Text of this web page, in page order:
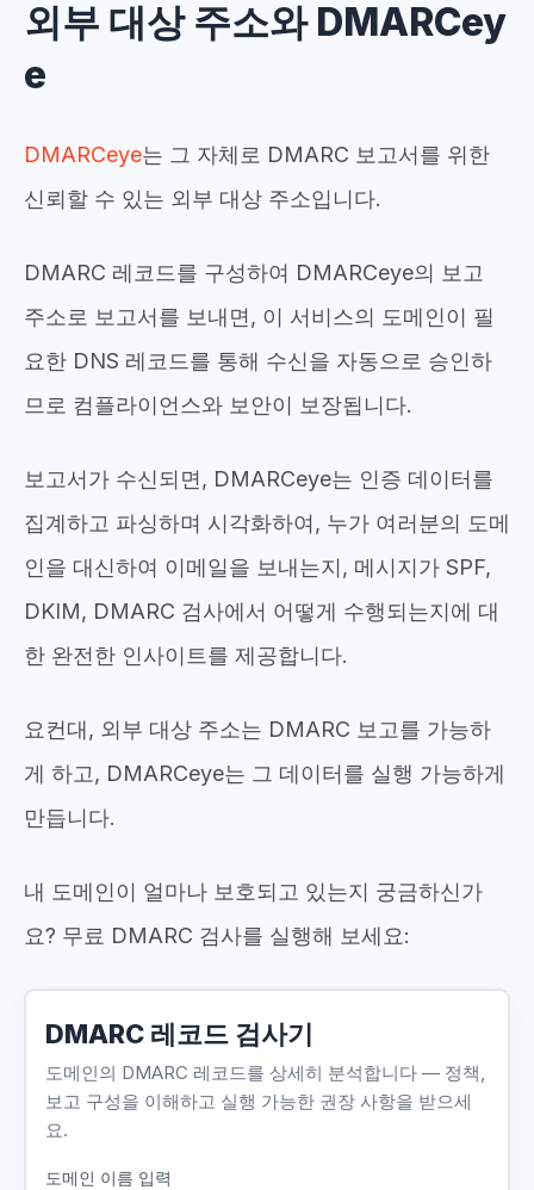
외부 대상 주소와 DMARCey
e
DMARCeye는 그 자체로 DMARC 보고서를 위한
신뢰할 수 있는 외부 대상 주소입니다.
DMARC 레코드를 구성하여 DMARCeye의 보고
주소로 보고서를 보내면, 이 서비스의 도메인이 필
요한 DNS 레코드를 통해 수신을 자동으로 승인하
므로 컴플라이언스와 보안이 보장됩니다.
보고서가 수신되면, DMARCeye는 인증 데이터를
집계하고 파싱하며 시각화하여, 누가 여러분의 도메
인을 대신하여 이메일을 보내는지, 메시지가 SPF,
DKIM, DMARC 검사에서 어떻게 수행되는지에 대
한 완전한 인사이트를 제공합니다.
요컨대, 외부 대상 주소는 DMARC 보고를 가능하
게 하고, DMARCeye는 그 데이터를 실행 가능하게
만듭니다.
내 도메인이 얼마나 보호되고 있는지 궁금하신가
요? 무료 DMARC 검사를 실행해 보세요:
DMARC 레코드 검사기
도메인의 DMARC 레코드를 상세히 분석합니다 — 정책,
보고 구성을 이해하고 실행 가능한 권장 사항을 받으세
요.
도메인 이름 입력